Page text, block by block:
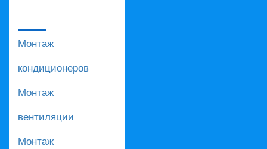
Монтаж
кондиционеров
Монтаж
вентиляции
Монтаж